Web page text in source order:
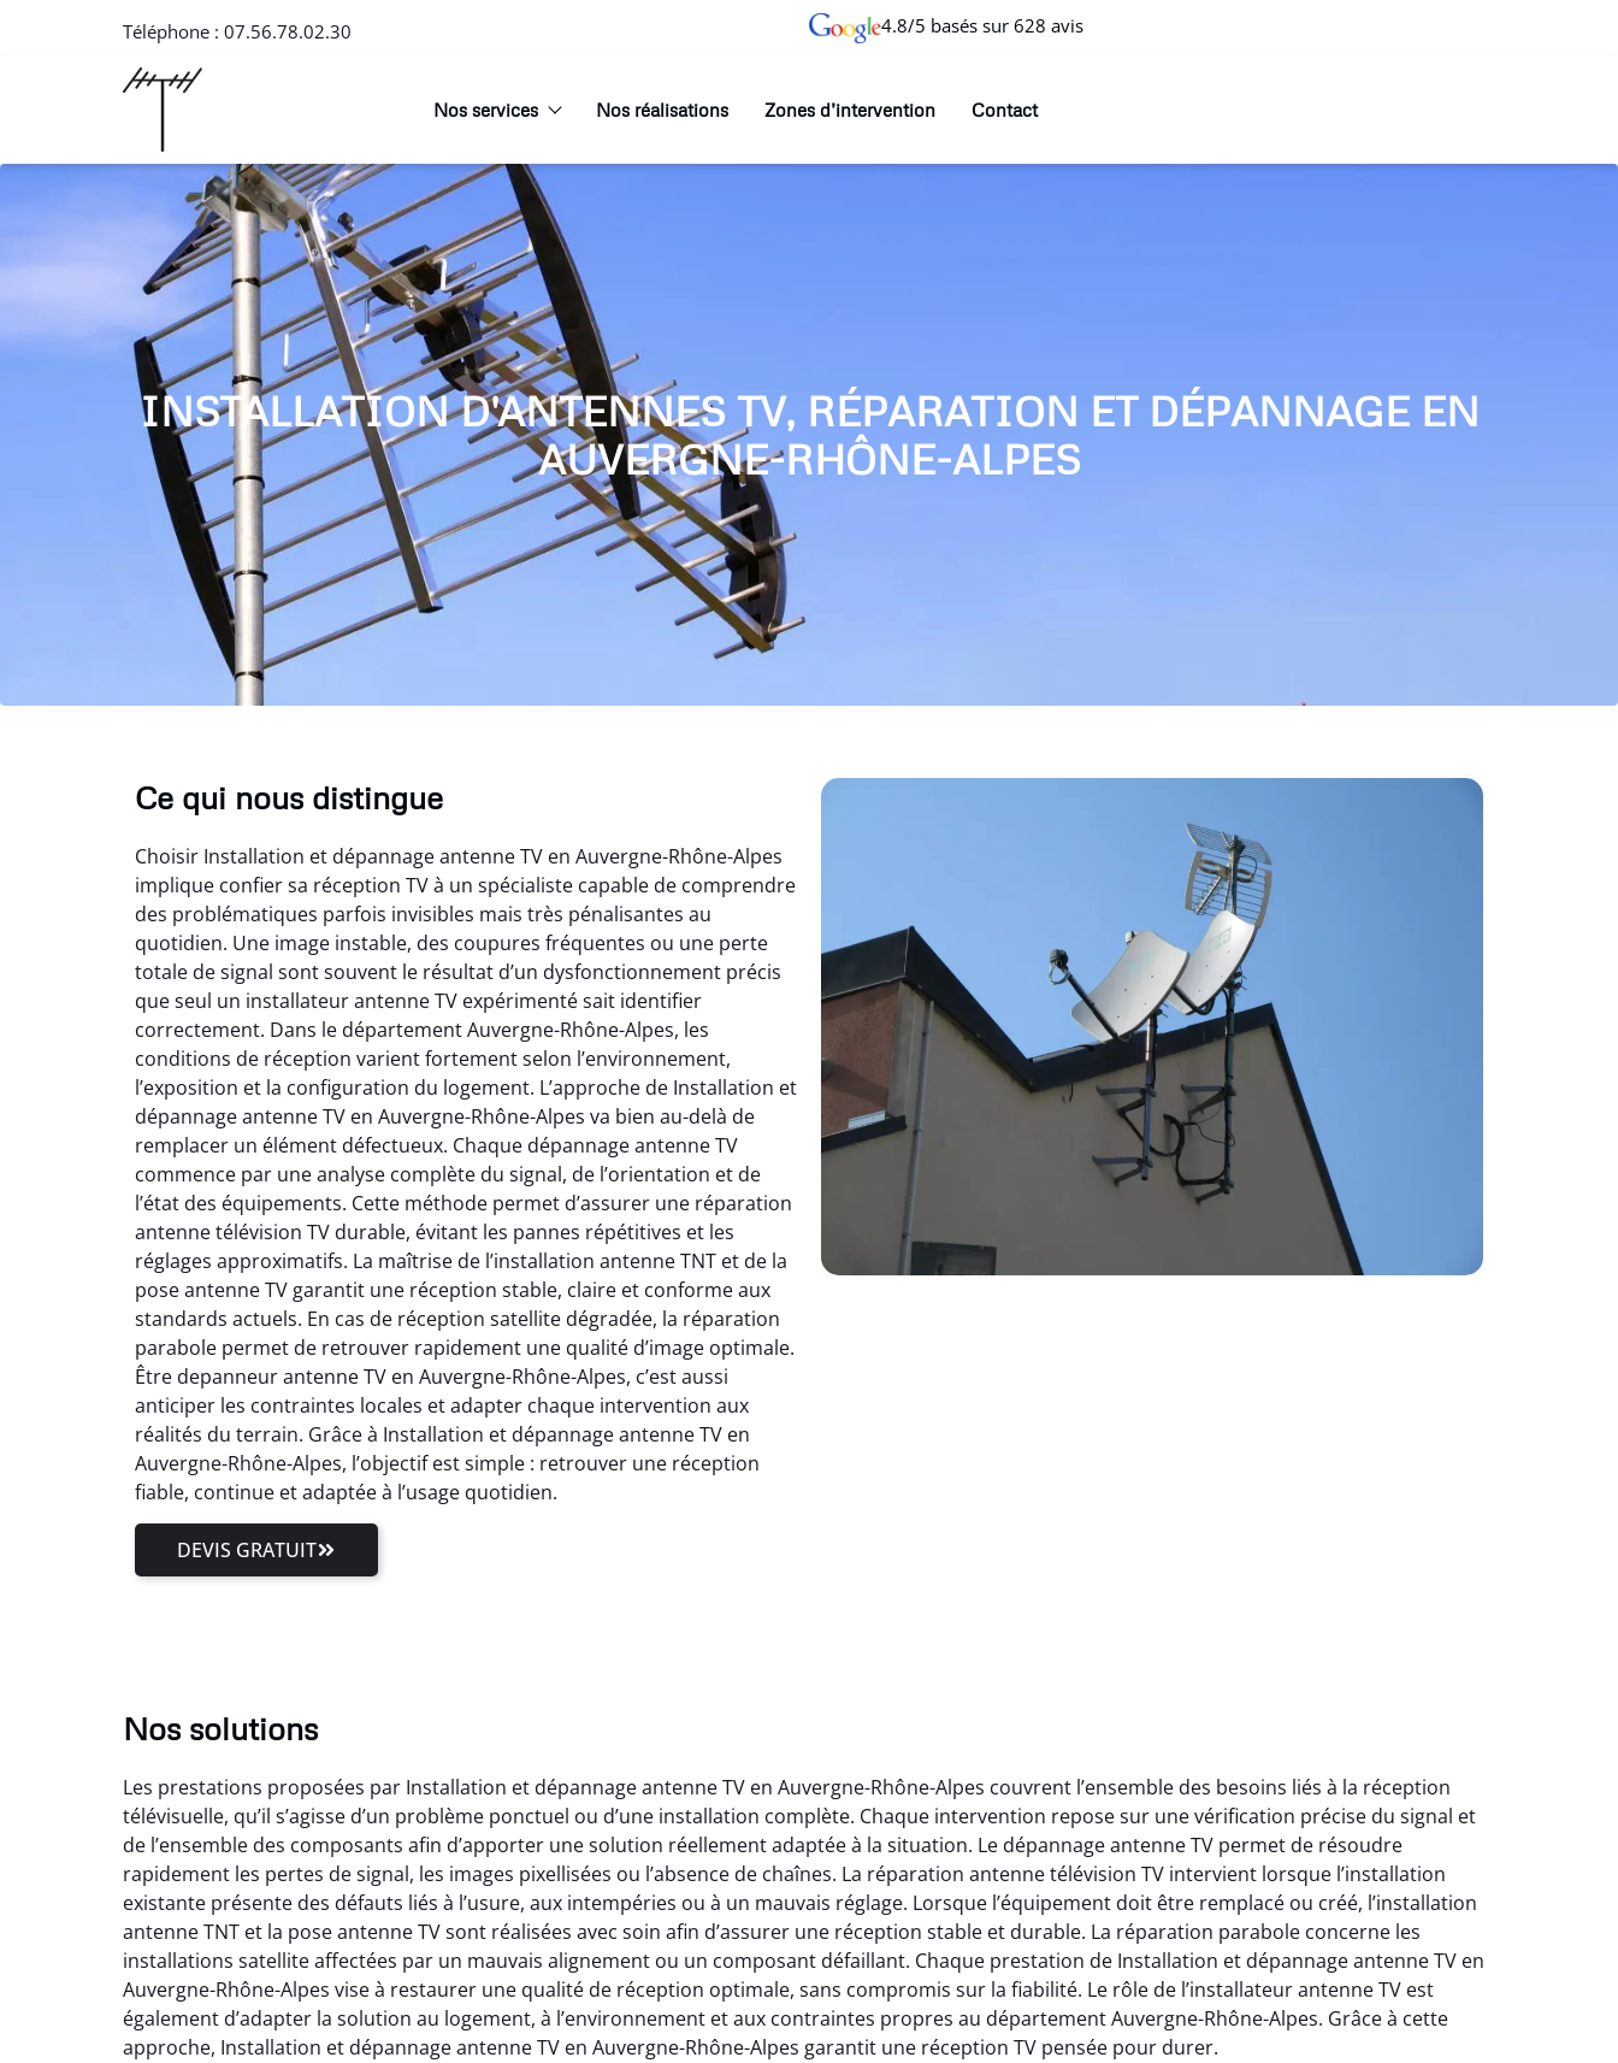
Téléphone : 07.56.78.02.30 4.8/5 basés sur 628 avis
Nos services Nos réalisations Zones d’intervention Contact
INSTALLATION D'ANTENNES TV, RÉPARATION ET DÉPANNAGE EN
AUVERGNE-RHÔNE-ALPES
Ce qui nous distingue
Choisir Installation et dépannage antenne TV en Auvergne-Rhône-Alpes
implique confier sa réception TV à un spécialiste capable de comprendre
des problématiques parfois invisibles mais très pénalisantes au
quotidien. Une image instable, des coupures fréquentes ou une perte
totale de signal sont souvent le résultat d’un dysfonctionnement précis
que seul un installateur antenne TV expérimenté sait identifier
correctement. Dans le département Auvergne-Rhône-Alpes, les
conditions de réception varient fortement selon l’environnement,
l’exposition et la configuration du logement. L’approche de Installation et
dépannage antenne TV en Auvergne-Rhône-Alpes va bien au-delà de
remplacer un élément défectueux. Chaque dépannage antenne TV
commence par une analyse complète du signal, de l’orientation et de
l’état des équipements. Cette méthode permet d’assurer une réparation
antenne télévision TV durable, évitant les pannes répétitives et les
réglages approximatifs. La maîtrise de l’installation antenne TNT et de la
pose antenne TV garantit une réception stable, claire et conforme aux
standards actuels. En cas de réception satellite dégradée, la réparation
parabole permet de retrouver rapidement une qualité d’image optimale.
Être depanneur antenne TV en Auvergne-Rhône-Alpes, c’est aussi
anticiper les contraintes locales et adapter chaque intervention aux
réalités du terrain. Grâce à Installation et dépannage antenne TV en
Auvergne-Rhône-Alpes, l’objectif est simple : retrouver une réception
fiable, continue et adaptée à l’usage quotidien.
DEVIS GRATUIT
Nos solutions
Les prestations proposées par Installation et dépannage antenne TV en Auvergne-Rhône-Alpes couvrent l’ensemble des besoins liés à la réception
télévisuelle, qu’il s’agisse d’un problème ponctuel ou d’une installation complète. Chaque intervention repose sur une vérification précise du signal et
de l’ensemble des composants afin d’apporter une solution réellement adaptée à la situation. Le dépannage antenne TV permet de résoudre
rapidement les pertes de signal, les images pixellisées ou l’absence de chaînes. La réparation antenne télévision TV intervient lorsque l’installation
existante présente des défauts liés à l’usure, aux intempéries ou à un mauvais réglage. Lorsque l’équipement doit être remplacé ou créé, l’installation
antenne TNT et la pose antenne TV sont réalisées avec soin afin d’assurer une réception stable et durable. La réparation parabole concerne les
installations satellite affectées par un mauvais alignement ou un composant défaillant. Chaque prestation de Installation et dépannage antenne TV en
Auvergne-Rhône-Alpes vise à restaurer une qualité de réception optimale, sans compromis sur la fiabilité. Le rôle de l’installateur antenne TV est
également d’adapter la solution au logement, à l’environnement et aux contraintes propres au département Auvergne-Rhône-Alpes. Grâce à cette
approche, Installation et dépannage antenne TV en Auvergne-Rhône-Alpes garantit une réception TV pensée pour durer.